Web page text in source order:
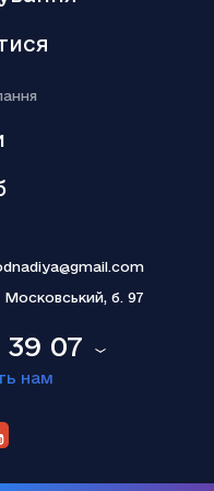
заявив про “переломний
Картер пояснила, чому так
39 07
нам
Московський, б. 97